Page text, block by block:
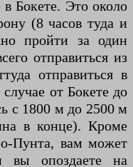
в Бокете. Это около
(8 часов туда и
пройти за один
отправиться из
отправиться в
от Бокете до
с 1800 м до 2500 м
в конце). Кроме
Пунта, вам может
вы опоздаете на